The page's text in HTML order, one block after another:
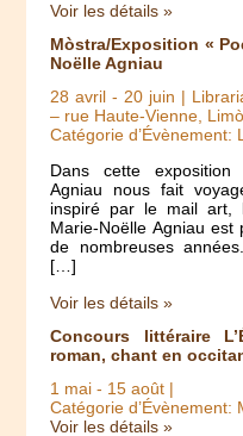
Voir les détails »
Mòstra/Exposition «
Noëlle Agniau
28 avril - 20 juin |
– rue Haute-Vienne,
Catégorie d’Évènement:
Dans cette exposition
Agniau nous fait
inspiré par le mail art,
Marie-Noëlle Agniau
de nombreuses
[…]
Voir les détails »
Concours littéraire
roman, chant en
1 mai - 15 août |
Catégorie d’Évènement:
Voir les détails »